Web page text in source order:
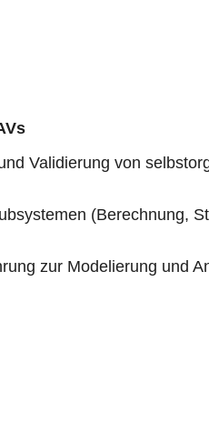
Validierung von
(Berechnung,
zur Modelierung und